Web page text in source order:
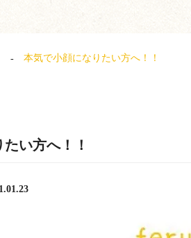
本気で小顔になりたい方へ！！
い方へ！！